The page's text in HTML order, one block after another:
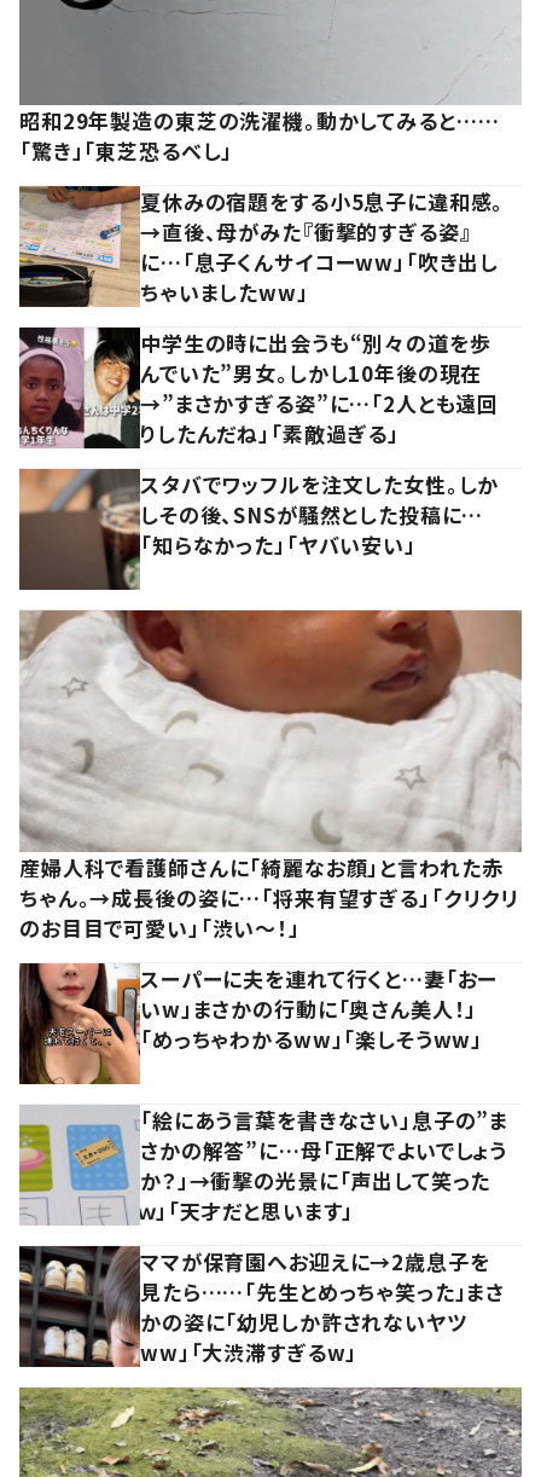
昭和29年製造の東芝の洗濯機。動かしてみると……
「驚き」「東芝恐るべし」
夏休みの宿題をする小5息子に違和感。
→直後、母がみた『衝撃的すぎる姿』
に…「息子くんサイコーww」「吹き出し
ちゃいましたww」
中学生の時に出会うも“別々の道を歩
んでいた”男女。しかし10年後の現在
→”まさかすぎる姿”に…「2人とも遠回
りしたんだね」「素敵過ぎる」
スタバでワッフルを注文した女性。しか
しその後、SNSが騒然とした投稿に…
「知らなかった」「ヤバい安い」
産婦人科で看護師さんに「綺麗なお顔」と言われた赤
ちゃん。→成長後の姿に…「将来有望すぎる」「クリクリ
のお目目で可愛い」「渋い～！」
スーパーに夫を連れて行くと…妻「おー
いw」まさかの行動に「奥さん美人！」
「めっちゃわかるww」「楽しそうww」
「絵にあう言葉を書きなさい」息子の”ま
さかの解答”に…母「正解でよいでしょう
か？」→衝撃の光景に「声出して笑った
ｗ」「天才だと思います」
ママが保育園へお迎えに→2歳息子を
見たら……「先生とめっちゃ笑った」まさ
かの姿に「幼児しか許されないヤツ
ww」「大渋滞すぎるw」